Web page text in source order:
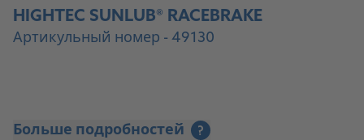
HIGHTEC SUNLUB® RACEBRAKE
Артикульный номер - 49130
Больше подробностей ?